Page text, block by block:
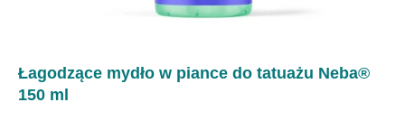
Łagodzące mydło w piance do tatuażu Neba®
150 ml